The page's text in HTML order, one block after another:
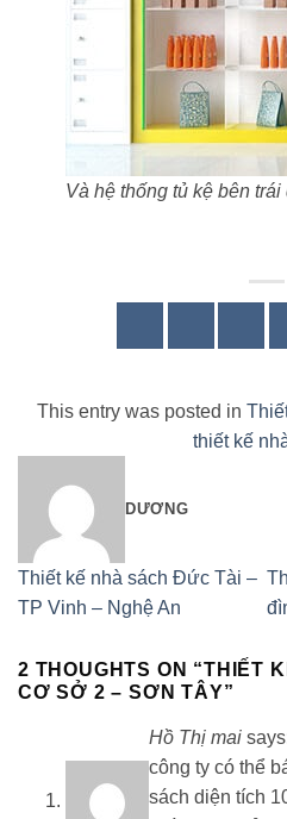
Và hệ thống tủ kệ bên
This entry was posted in
thiết kế
DƯƠNG
Thiết kế nhà sách Đức Tài –
TP Vinh – Nghệ An
2 THOUGHTS ON “THIẾT
CƠ SỞ 2 – SƠN TÂY”
Hồ Thị mai
công ty có thể
sách diện tích